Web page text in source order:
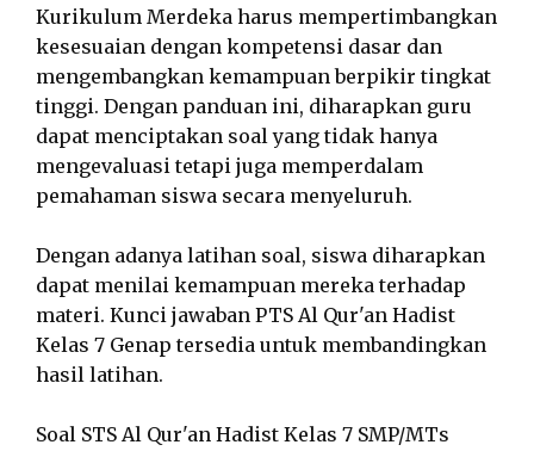
Kurikulum Merdeka harus mempertimbangkan
kesesuaian dengan kompetensi dasar dan
mengembangkan kemampuan berpikir tingkat
tinggi. Dengan panduan ini, diharapkan guru
dapat menciptakan soal yang tidak hanya
mengevaluasi tetapi juga memperdalam
pemahaman siswa secara menyeluruh.
Dengan adanya latihan soal, siswa diharapkan
dapat menilai kemampuan mereka terhadap
materi. Kunci jawaban PTS Al Qur'an Hadist
Kelas 7 Genap tersedia untuk membandingkan
hasil latihan.
Soal STS Al Qur'an Hadist Kelas 7 SMP/MTs